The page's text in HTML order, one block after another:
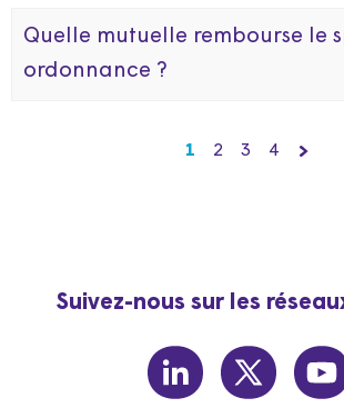
Quelle mutuelle rembourse le
ordonnance ?
1 2 3 4
Suivez-nous sur les
linkedin twitter